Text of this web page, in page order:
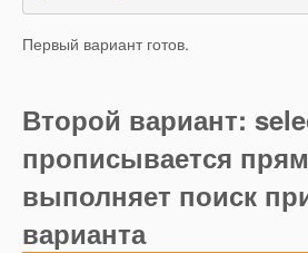
Первый вариант готов.
Второй вариант:
прописывается
выполняет поиск
варианта